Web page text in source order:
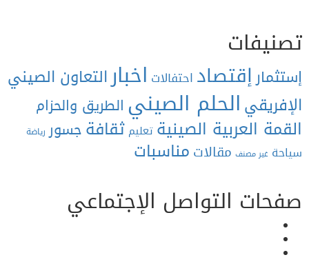
إقتصاداحتفالات اخبارالتعاون الصيني
الحلم الصينيالطريق والحزام
العربية الصينيةتعليمثقافةجسور رياضة
غير مصنف مقالاتمناسبات
التواصل الإجتماعي
Facebook
Twitter
Youtube